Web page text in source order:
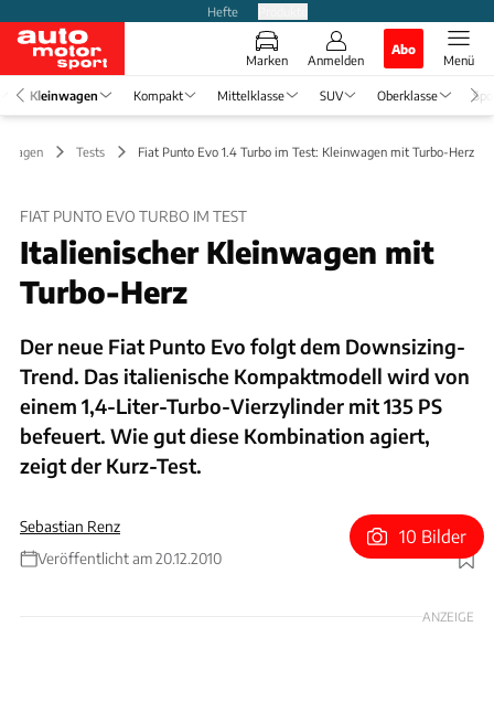
Hefte
Marken Anmelden
Abo
Menü
Kleinwagen Kompakt Mittelklasse SUV Oberklasse
Tests Fiat Punto Evo 1.4 Turbo im Test: Kleinwagen mit Turbo-Herz
FIAT PUNTO EVO TURBO IM TEST
Italienischer Kleinwagen mit
Turbo-Herz
Der neue Fiat Punto Evo folgt dem Downsizing-
Trend. Das italienische Kompaktmodell wird von
einem 1,4-Liter-Turbo-Vierzylinder mit 135 PS
befeuert. Wie gut diese Kombination agiert,
zeigt der Kurz-Test.
Sebastian Renz
Veröffentlicht am 20.12.2010
Foto: Fiat
10 Bilder
ANZEIGE